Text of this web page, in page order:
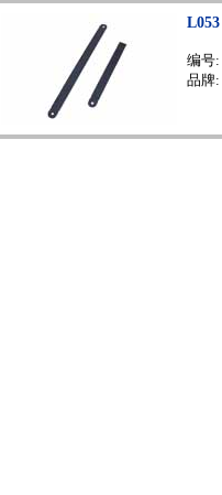
编号:
品牌: